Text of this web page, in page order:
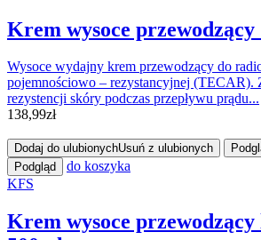
Krem wysoce przewodzący
Wysoce wydajny krem przewodzący do
pojemnościowo – rezystancyjnej (TECAR).
rezystencji skóry podczas przepływu prądu...
138,99zł
Dodaj do ulubionychUsuń z ulubionych
Podgląd
do koszyka
KFS
Krem wysoce